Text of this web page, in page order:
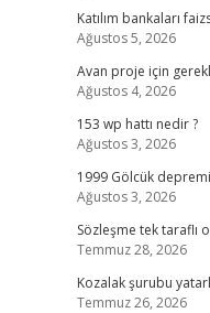
Katılım bankaları
Ağustos 5, 2026
Avan proje için
Ağustos 4, 2026
153 wp hattı nedir ?
Ağustos 3, 2026
1999 Gölcük
Ağustos 3, 2026
Sözleşme tek taraflı
Temmuz 28, 2026
Kozalak şurubu
Temmuz 26, 2026